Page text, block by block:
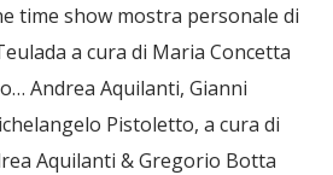
time show mostra personale di
a cura di Maria Concetta
Andrea Aquilanti, Gianni
Pistoletto, a cura di
Aquilanti & Gregorio Botta